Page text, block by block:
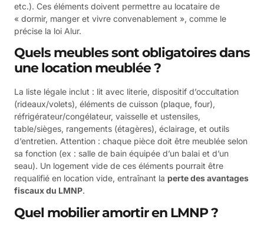
etc.). Ces éléments doivent permettre au locataire de
« dormir, manger et vivre convenablement », comme le
précise la loi Alur.
Quels meubles sont obligatoires dans
une location meublée ?
La liste légale inclut : lit avec literie, dispositif d’occultation
(rideaux/volets), éléments de cuisson (plaque, four),
réfrigérateur/congélateur, vaisselle et ustensiles,
table/sièges, rangements (étagères), éclairage, et outils
d’entretien. Attention : chaque pièce doit être meublée selon
sa fonction (ex : salle de bain équipée d’un balai et d’un
seau). Un logement vide de ces éléments pourrait être
requalifié en location vide, entraînant la perte des avantages
fiscaux du LMNP.
Quel mobilier amortir en LMNP ?